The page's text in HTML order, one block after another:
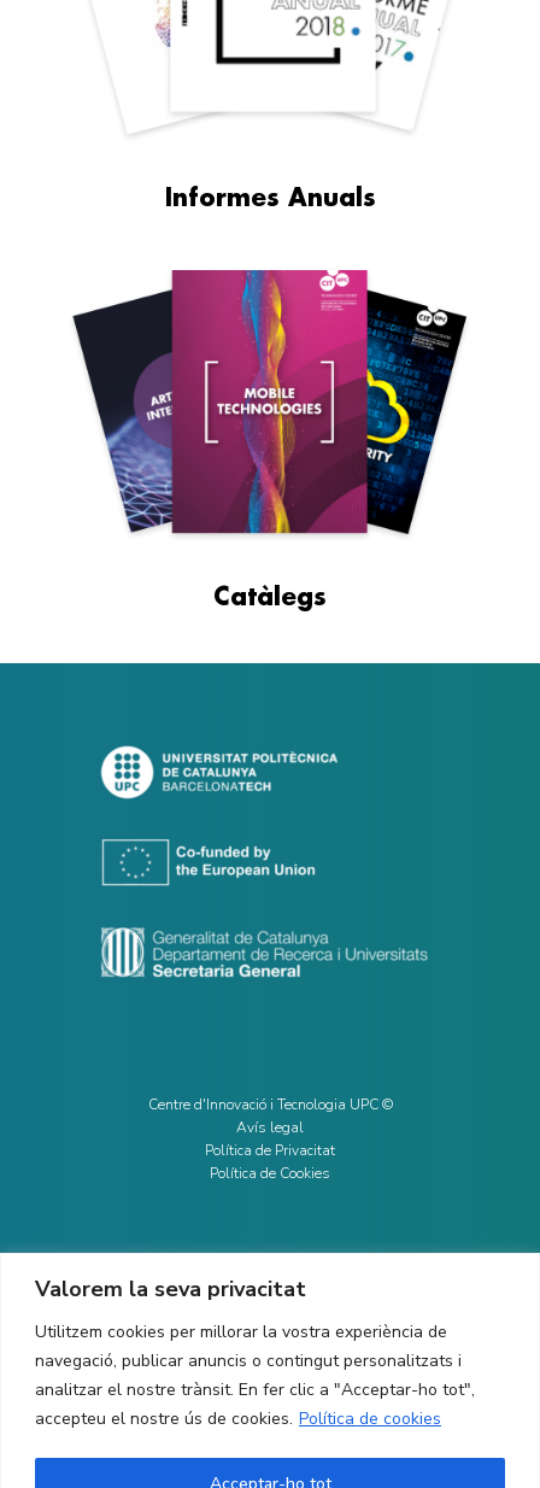
Valorem la seva privacitat
Utilitzem cookies per millorar la vostra experiència de
navegació, publicar anuncis o contingut personalitzats i
analitzar el nostre trànsit. En fer clic a "Acceptar-ho tot",
accepteu el nostre ús de cookies. Política de cookies
Acceptar-ho tot
Informes Anuals
Catàlegs
Centre d'Innovació i Tecnologia UPC ©
Avís legal
Política de Privacitat
Política de Cookies
CONTACTE
Ed. K2M (Planta 1, Oficina 106)
C/ Jordi Girona 1-3
08034 Barcelona (Espanya)
+34 93 405 44 03